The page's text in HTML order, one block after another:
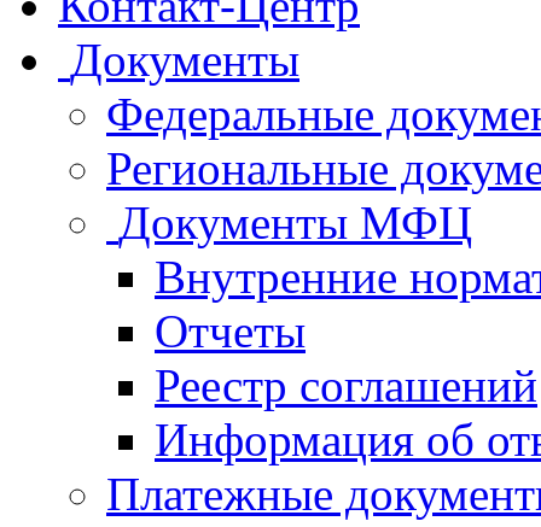
Документы
Федеральные
Региональные
Документы МФЦ
Внутренние
Отчеты
Реестр соглашений
Информация об
Платежные